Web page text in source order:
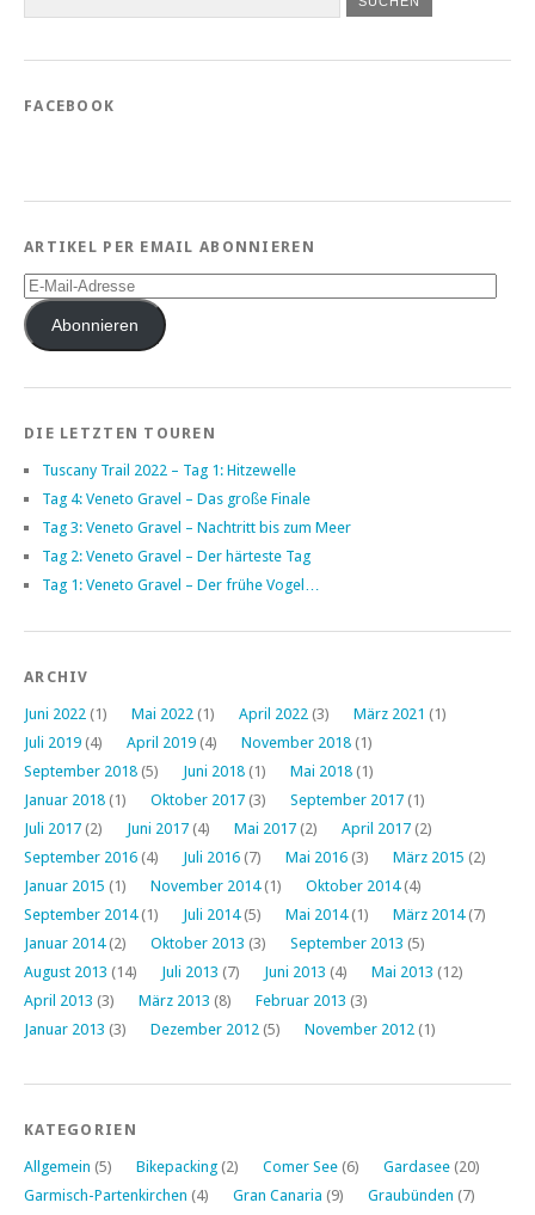
FACEBOOK
ARTIKEL PER EMAIL ABONNIEREN
E-
Mail-
AdresseAbonnieren
DIE LETZTEN TOUREN
Tuscany Trail 2022 – Tag 1: Hitzewelle
Tag 4: Veneto Gravel – Das große Finale
Tag 3: Veneto Gravel – Nachtritt bis zum Meer
Tag 2: Veneto Gravel – Der härteste Tag
Tag 1: Veneto Gravel – Der frühe Vogel…
ARCHIV
Juni 2022 (1) Mai 2022 (1) April 2022 (3) März 2021 (1)
Juli 2019 (4) April 2019 (4) November 2018 (1)
September 2018 (5) Juni 2018 (1) Mai 2018 (1)
Januar 2018 (1) Oktober 2017 (3) September 2017 (1)
Juli 2017 (2) Juni 2017 (4) Mai 2017 (2) April 2017 (2)
September 2016 (4) Juli 2016 (7) Mai 2016 (3) März 2015 (2)
Januar 2015 (1) November 2014(1) Oktober 2014(4)
September 2014(1) Juli 2014(5) Mai 2014(1) März 2014(7)
Januar 2014(2) Oktober 2013 (3) September 2013 (5)
August 2013 (14) Juli 2013 (7) Juni 2013 (4) Mai 2013 (12)
April 2013 (3) März 2013 (8) Februar 2013 (3)
Januar 2013 (3) Dezember 2012 (5) November 2012 (1)
KATEGORIEN
Allgemein (5) Bikepacking (2) Comer See (6) Gardasee (20)
Garmisch-Partenkirchen (4) Gran Canaria (9) Graubünden (7)